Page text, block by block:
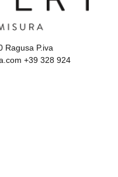
Ragusa P.iva
+39 328 924